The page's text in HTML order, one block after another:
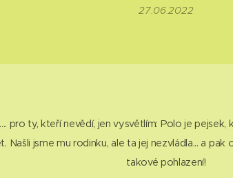
27.06.2022
pro ty, kteří nevědí, jen vysvětlím: Polo je
Našli jsme mu rodinku, ale ta jej nezvládla... a
takové pohlazení!